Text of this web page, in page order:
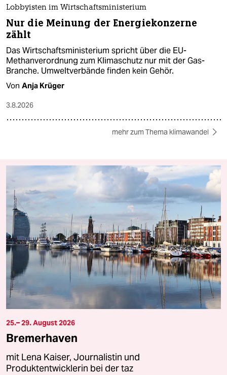
Lobbyisten im Wirtschaftsministerium
Nur die Meinung der Energiekonzerne
zählt
Das Wirtschaftsministerium spricht über die EU-
Methanverordnung zum Klimaschutz nur mit der Gas-
Branche. Umweltverbände finden kein Gehör.
Von Anja Krüger
3.8.2026
mehr zum Thema klimawandel
25.– 29. August 2026
Bremerhaven
mit Lena Kaiser, Journalistin und
Produktentwicklerin bei der taz